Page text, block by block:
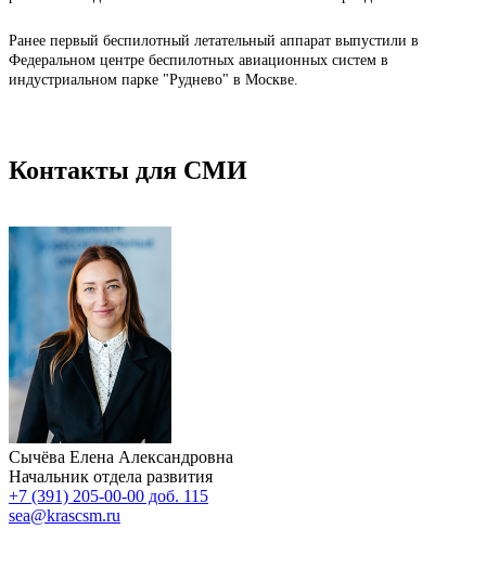
Ранее первый беспилотный летательный аппарат выпустили в
Федеральном центре беспилотных авиационных систем в
индустриальном парке "Руднево" в Москве.
Контакты для СМИ
Сычёва Елена Александровна
Начальник отдела развития
+7 (391) 205-00-00 доб. 115
sea@krascsm.ru